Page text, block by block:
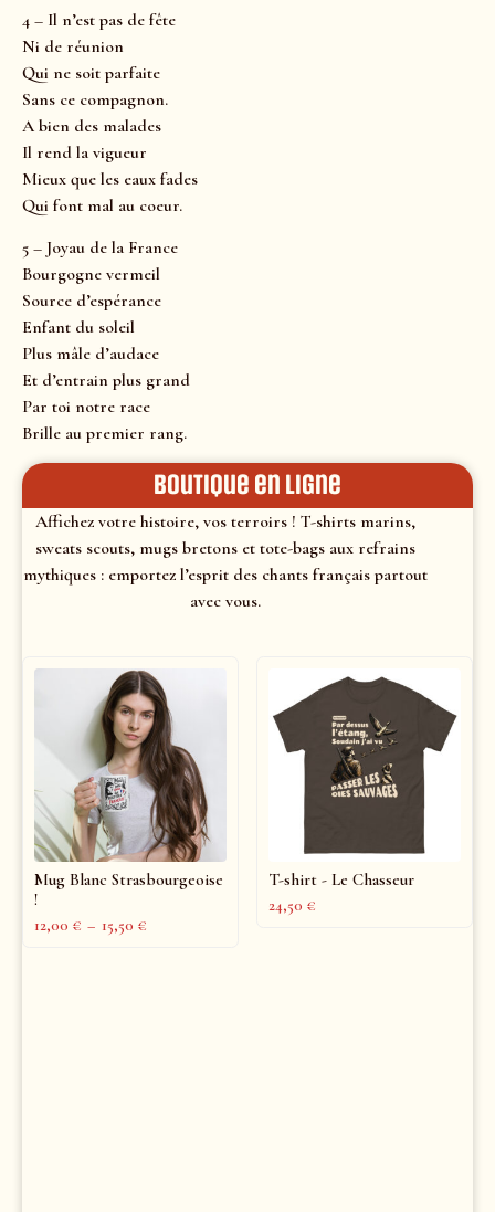
4 – Il n’est pas de fête
Ni de réunion
Qui ne soit parfaite
Sans ce compagnon.
A bien des malades
Il rend la vigueur
Mieux que les eaux fades
Qui font mal au coeur.
5 – Joyau de la France
Bourgogne vermeil
Source d’espérance
Enfant du soleil
Plus mâle d’audace
Et d’entrain plus grand
Par toi notre race
Brille au premier rang.
Boutique en ligne
Affichez votre histoire, vos terroirs ! T-shirts marins,
sweats scouts, mugs bretons et tote-bags aux refrains
mythiques : emportez l’esprit des chants français partout
avec vous.
Mug Blanc Strasbourgeoise
!
12,00 € – 15,50 €
T-shirt - Le Chasseur
24,50 €